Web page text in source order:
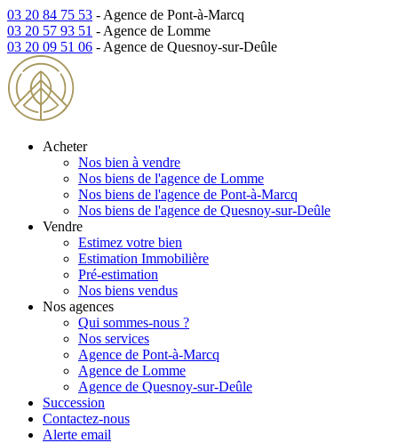
03 20 84 75 53 - Agence de Pont-à-Marcq
03 20 57 93 51 - Agence de Lomme
03 20 09 51 06 - Agence de Quesnoy-sur-Deûle
Acheter
Nos bien à vendre
Nos biens de l'agence de Lomme
Nos biens de l'agence de Pont-à-Marcq
Nos biens de l'agence de Quesnoy-sur-Deûle
Vendre
Estimez votre bien
Estimation Immobilière
Pré-estimation
Nos biens vendus
Nos agences
Qui sommes-nous ?
Nos services
Agence de Pont-à-Marcq
Agence de Lomme
Agence de Quesnoy-sur-Deûle
Succession
Contactez-nous
Alerte email